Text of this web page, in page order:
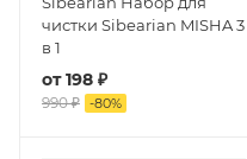
чистки Sibearian MISHA 3
в 1
от198 ₽
990 ₽ -80%